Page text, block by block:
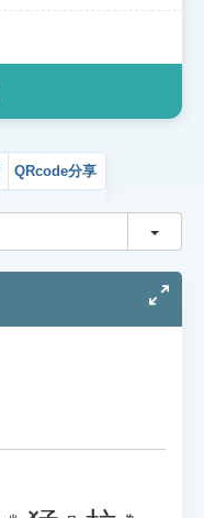
QRcode分享
切換